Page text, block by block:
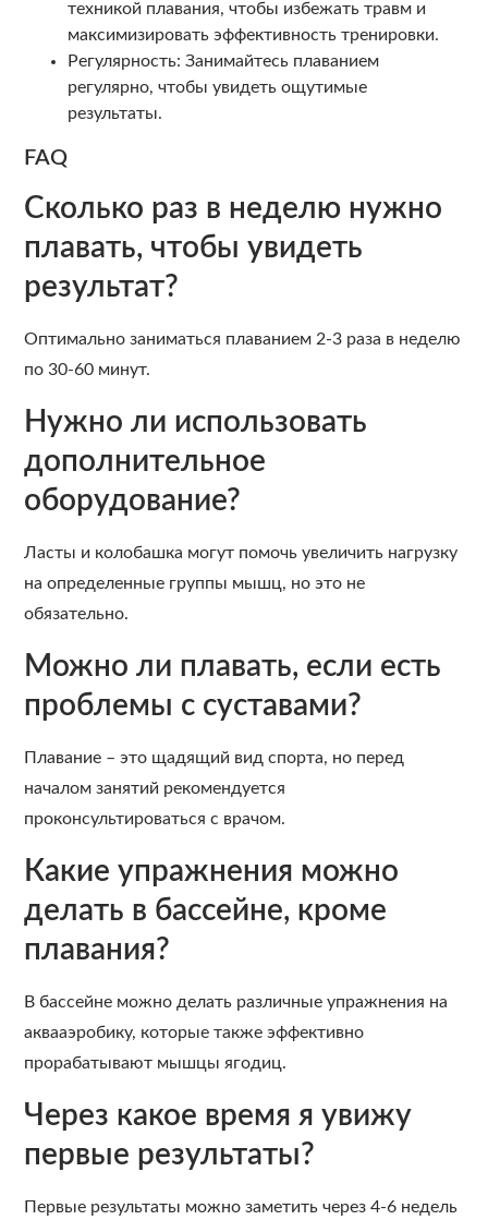
техникой плавания, чтобы избежать травм и
максимизировать эффективность тренировки.
Регулярность: Занимайтесь плаванием
регулярно, чтобы увидеть ощутимые
результаты.
FAQ
Сколько раз в неделю нужно
плавать, чтобы увидеть
результат?
Оптимально заниматься плаванием 2-3 раза в неделю
по 30-60 минут.
Нужно ли использовать
дополнительное
оборудование?
Ласты и колобашка могут помочь увеличить нагрузку
на определенные группы мышц, но это не
обязательно.
Можно ли плавать, если есть
проблемы с суставами?
Плавание – это щадящий вид спорта, но перед
началом занятий рекомендуется
проконсультироваться с врачом.
Какие упражнения можно
делать в бассейне, кроме
плавания?
В бассейне можно делать различные упражнения на
аквааэробику, которые также эффективно
прорабатывают мышцы ягодиц.
Через какое время я увижу
первые результаты?
Первые результаты можно заметить через 4-6 недель